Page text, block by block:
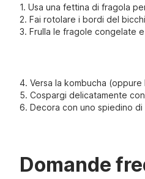
1. Usa una fettina di fragola
2. Fai rotolare i bordi del
3. Frulla le fragole congelate
4. Versa la kombucha
5. Cospargi delicatamente
6. Decora con uno spiedino
Domande